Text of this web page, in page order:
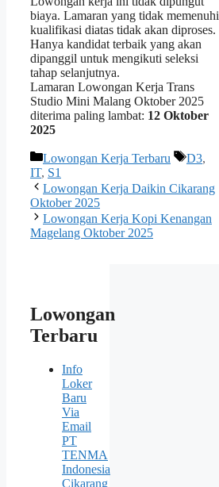
biaya. Lamaran yang tidak memenuhi
kualifikasi diatas tidak akan diproses.
Hanya kandidat terbaik yang akan
dipanggil untuk mengikuti seleksi
tahap selanjutnya.
Lamaran Lowongan Kerja Trans
Studio Mini Malang Oktober 2025
diterima paling lambat: 12 Oktober
2025
Kategori
Lowongan Kerja Terbaru Tag
D3,
IT, S1
Lowongan Kerja Daikin Cikarang
Oktober 2025
Lowongan Kerja Kopi Kenangan
Magelang Oktober 2025
Lowongan
Terbaru
Info
Loker
Baru
Via
Email
PT
TENMA
Indonesia
Cikarang